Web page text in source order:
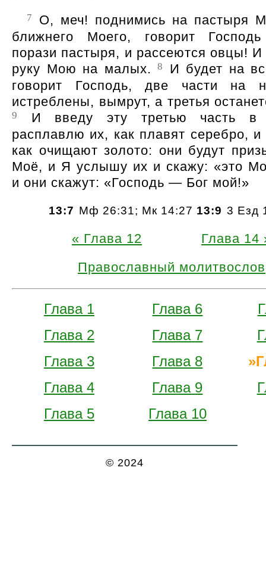
7
О, меч! поднимись на пастыря
ближнего Моего, говорит
порази пастыря, и рассеются овцы!
руку Мою на малых.8
И будет на
говорит Господь, две части на
истреблены, вымрут, а третья
9
И введу эту третью часть в
расплавлю их, как плавят серебро,
как очищают золото: они будут
Моё, и Я услышу их и скажу:
это
и они скажут:
Господь — Бог мой!
13:7 Мф 26:31; Мк 14:27 13:9 3 Езд
Глава 12
Глава 14
Православный молитвослов
Глава 1
Глава 2
Глава 3
Глава 4
Глава 5
Глава 6
Глава 7
Глава 8
Глава 9
Глава 10
© 2024